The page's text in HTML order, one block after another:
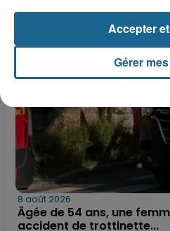
LE FIL INFO
8 août 2026
Âgée de 54 ans, une
accident de trottinette...
Gérer
Accepter